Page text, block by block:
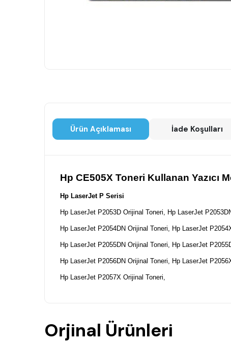
Ürün Açıklaması İade Koşulları
Hp CE505X Toneri Kullanan Yazıcı
Hp LaserJet P Serisi
Hp LaserJet P2053D Orijinal Toneri, Hp LaserJet
Hp LaserJet P2054DN Orijinal Toneri, Hp LaserJet
Hp LaserJet P2055DN Orijinal Toneri, Hp LaserJet
Hp LaserJet P2056DN Orijinal Toneri, Hp LaserJet
Hp LaserJet P2057X Orijinal Toneri,
Orjinal Ürünleri